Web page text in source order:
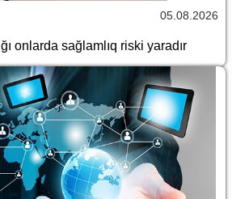
05.08.2026
onlarda sağlamlıq riski yaradır